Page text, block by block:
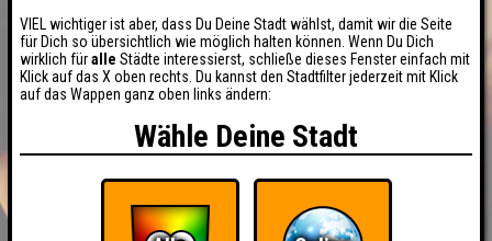
VIEL wichtiger ist aber, dass Du Deine Stadt wählst, damit wir die Seite
für Dich so übersichtlich wie möglich halten können. Wenn Du Dich
wirklich füralle Städte interessierst, schließe dieses Fenster einfach mit
Klick auf das X oben rechts. Du kannst den Stadtfilter jederzeit mit Klick
auf das Wappen ganz oben links ändern:
Wähle Deine Stadt